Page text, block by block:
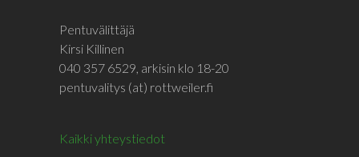
Pentuvälittäjä
Kirsi Killinen
040 357 6529, arkisin klo 18-20
pentuvalitys (at) rottweiler.fi
Kaikki yhteystiedot